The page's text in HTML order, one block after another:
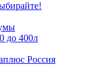
до 400л
Россия